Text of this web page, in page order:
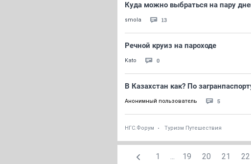
Куда можно выбраться на пару
smola 13
Речной круиз на пароходе
Kato 0
В Казахстан как? По
Анонимный пользователь 5
НГС.Форум Туризм Путешествия
1 ... 19 20 21 22